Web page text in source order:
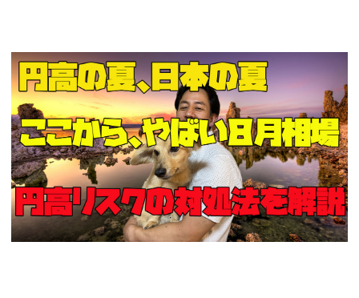
て
る
道
人
の
行
く